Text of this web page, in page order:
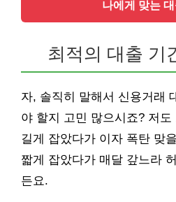
나에게 맞는
최적의 대출 기
자, 솔직히 말해서 신용거래
야 할지 고민 많으시죠? 저도
길게 잡았다가 이자 폭탄 맞
짧게 잡았다가 매달 갚느라
든요.